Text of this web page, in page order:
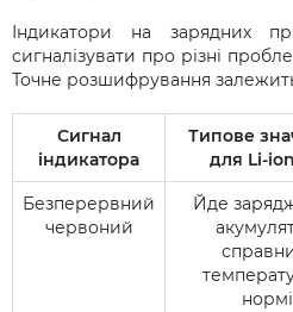
Індикатори на зарядних
сигналізувати про різні
Точне розшифрування
Сигнал
індикатора
Типове
для Li-
Безперервний
червоний
Йде
нормі